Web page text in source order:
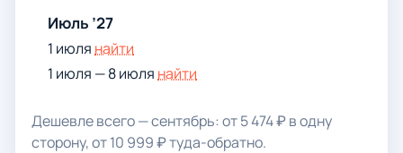
Июль ’27
1 июля найти
1 июля — 8 июля найти
Дешевле всего — сентябрь: от 5 474 ₽ в одну
сторону, от 10 999 ₽ туда-обратно.